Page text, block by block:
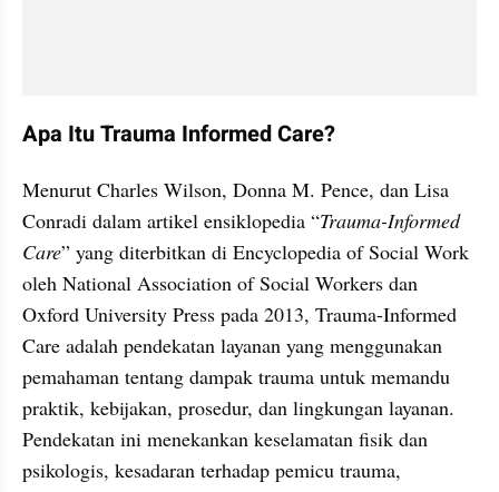
Apa Itu Trauma Informed Care?
Menurut Charles Wilson, Donna M. Pence, dan Lisa
Conradi dalam artikel ensiklopedia “Trauma-Informed
Care” yang diterbitkan di Encyclopedia of Social Work
oleh National Association of Social Workers dan
Oxford University Press pada 2013, Trauma-Informed
Care adalah pendekatan layanan yang menggunakan
pemahaman tentang dampak trauma untuk memandu
praktik, kebijakan, prosedur, dan lingkungan layanan.
Pendekatan ini menekankan keselamatan fisik dan
psikologis, kesadaran terhadap pemicu trauma,